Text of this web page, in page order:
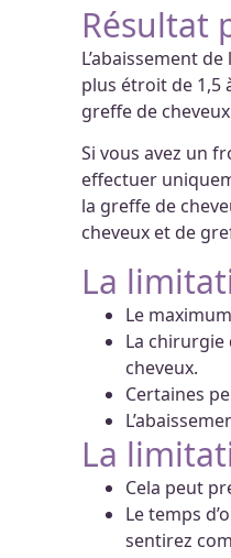
Résultat
L’abaissement
plus étroit de 1,5
greffe de
Si vous avez un
effectuer
la greffe de
cheveux et de
La
Le
La chirurgie
cheveux.
Certaines
La
Cela peut
Le temps
sentirez